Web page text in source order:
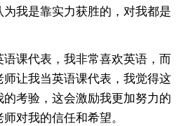
我是靠实力获胜的，对我都是
课代表，我非常喜欢英语，而
师让我当英语课代表，我觉得这
考验，这会激励我更加努力的
对我的信任和希望。